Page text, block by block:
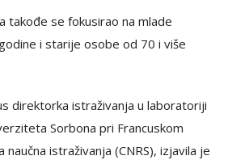
takođe se fokusirao na mlade
i starije osobe od 70 i više
direktorka istraživanja u laboratoriji
Sorbona pri Francuskom
naučna istraživanja (CNRS), izjavila je